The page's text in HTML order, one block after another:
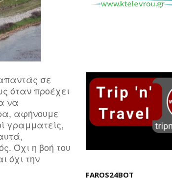
σε
όταν προέχει
να
αφήνουμε
γραμματείς,
Όχι η βοή του
όχι την
FAROS24BOT